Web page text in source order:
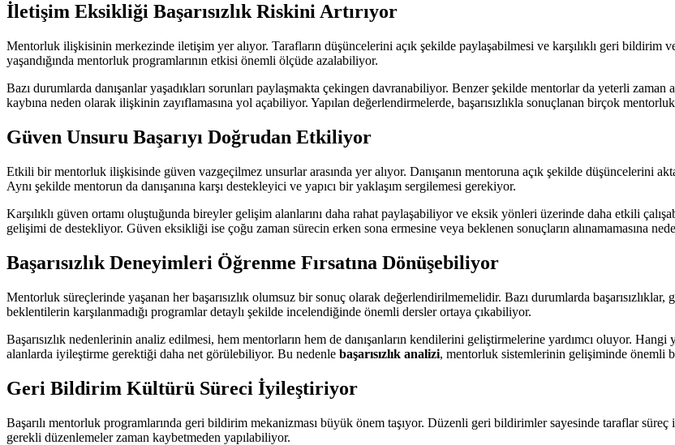
İletişim Eksikliği Başarısızlık Riskini Artırıyor
Mentorluk ilişkisinin merkezinde iletişim yer alıyor. Tarafların düşüncelerini açık şekilde paylaşabilmesi ve karşılıklı geri bildirim
yaşandığında mentorluk programlarının etkisi önemli ölçüde azalabiliyor.
Bazı durumlarda danışanlar yaşadıkları sorunları paylaşmakta çekingen davranabiliyor. Benzer şekilde mentorlar da yeterli
kaybına neden olarak ilişkinin zayıflamasına yol açabiliyor. Yapılan değerlendirmelerde, başarısızlıkla sonuçlanan birçok
Güven Unsuru Başarıyı Doğrudan Etkiliyor
Etkili bir mentorluk ilişkisinde güven vazgeçilmez unsurlar arasında yer alıyor. Danışanın mentoruna açık şekilde düşüncelerini
Aynı şekilde mentorun da danışanına karşı destekleyici ve yapıcı bir yaklaşım sergilemesi gerekiyor.
Karşılıklı güven ortamı oluştuğunda bireyler gelişim alanlarını daha rahat paylaşabiliyor ve eksik yönleri üzerinde daha etkili
gelişimi de destekliyor. Güven eksikliği ise çoğu zaman sürecin erken sona ermesine veya beklenen sonuçların alınamamasına
Başarısızlık Deneyimleri Öğrenme Fırsatına Dönüşebiliyor
Mentorluk süreçlerinde yaşanan her başarısızlık olumsuz bir sonuç olarak değerlendirilmemelidir. Bazı durumlarda
beklentilerin karşılanmadığı programlar detaylı şekilde incelendiğinde önemli dersler ortaya çıkabiliyor.
Başarısızlık nedenlerinin analiz edilmesi, hem mentorların hem de danışanların kendilerini geliştirmelerine yardımcı oluyor.
alanlarda iyileştirme gerektiği daha net görülebiliyor. Bu nedenle başarısızlık analizi, mentorluk sistemlerinin gelişiminde önemli
Geri Bildirim Kültürü Süreci İyileştiriyor
Başarılı mentorluk programlarında geri bildirim mekanizması büyük önem taşıyor. Düzenli geri bildirimler sayesinde taraflar
gerekli düzenlemeler zaman kaybetmeden yapılabiliyor.